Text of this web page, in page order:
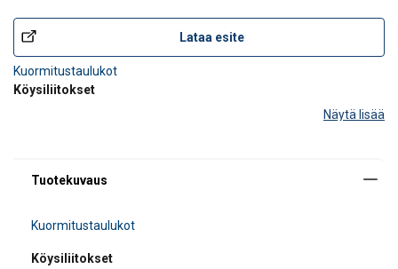
Lataa esite
Kuormitustaulukot
Köysiliitokset
Teräsköyden liittäminen muodostaa turvalli
Näytä lisää
Kuormitustaulukot
Köysiliitokset